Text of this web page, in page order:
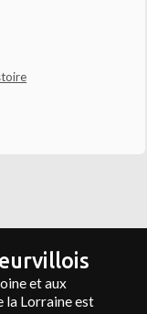
et aux
la Lorraine est